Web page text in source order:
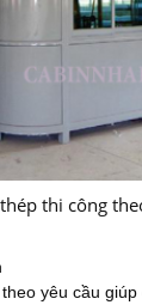
thi công
yêu cầu